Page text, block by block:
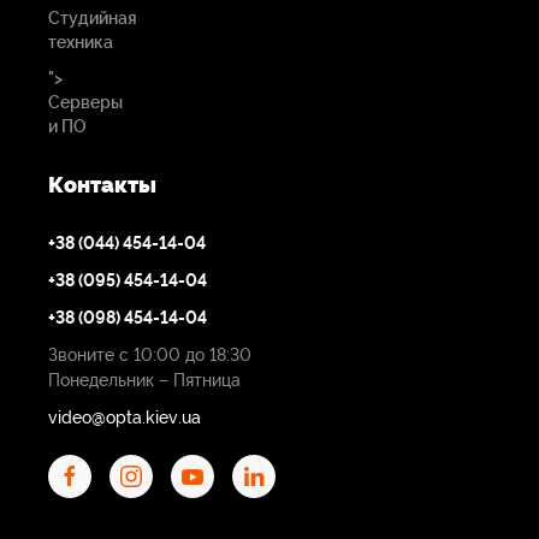
220V±10%,50/60HzPowerconsumption17.6W
Студийная
техника
">
Серверы
и ПО
Контакты
+38 (044) 454-14-04
+38 (095) 454-14-04
+38 (098) 454-14-04
Звоните с 10:00 до 18:30
Понедельник – Пятница
video@opta.kiev.ua